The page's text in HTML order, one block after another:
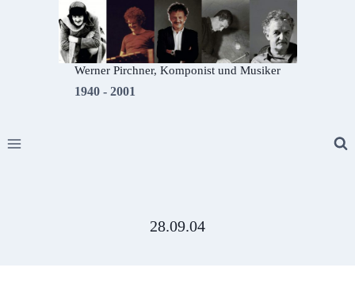
Werner Pirchner, Komponist und Musiker
1940 - 2001
28.09.04